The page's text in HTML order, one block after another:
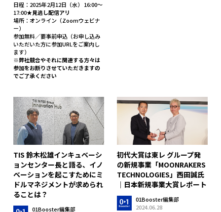
日程：2025年2月12日（水） 16:00〜
17:00★見逃し配信アリ
場所：オンライン（Zoomウェビナ
ー）
参加無料／要事前申込（お申し込み
いただいた方に参加URLをご案内し
ます）
※弊社競合やそれに関連する方々は
参加をお断りさせていただきますの
でご了承ください
TIS 鈴木松雄インキュベーシ
ョンセンター長と語る、イノ
ベーションを起こすためにミ
ドルマネジメントが求められ
ることは？
01Booster編集部
初代大賞は東レ グループ発
の新規事業「MOONRAKERS
TECHNOLOGIES」西田誠氏
｜日本新規事業大賞レポート
01Booster編集部
2024.06.28